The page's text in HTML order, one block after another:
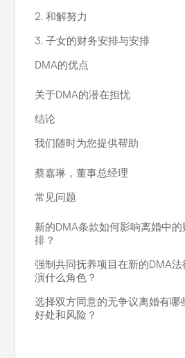
2. 和解努力
3. 子女的财务安排与安排
DMA的优点
关于DMA的潜在担忧
结论
我们随时为您提供帮助
蔡嘉琳，董事总经理
常见问题
新的DMA条款如何影响离婚中的
排？
强制共同抚养项目在新的DMA法
演什么角色？
选择双方同意的无争议离婚有哪
好处和风险？